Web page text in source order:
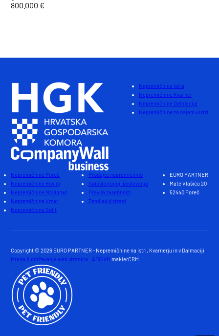
800.000 €
Nepremičnine Istra
Nepremičnine Kvarner
Nepremičnine Dalmacija
Nepremičnine za najem v Istri
Nepremičnine Poreč
Nepremičnine Rovinj
Nepremičnine Novigrad
Nepremičnine Vrsar
Nepremičnine Split
Prodajte nepremičnino
Splošni pogoji poslovanja
Pravila zasebnosti
Zemljevid strani
EURO PARTNER
Mate Vlašića 20
52440 Poreč
Copyright © 2026 EURO PARTNER - Nepremičnine na Istri, Kvarnerju in v Dalmaciji
Izrada & održavanje web stranica : ADiSoft maklerCRM